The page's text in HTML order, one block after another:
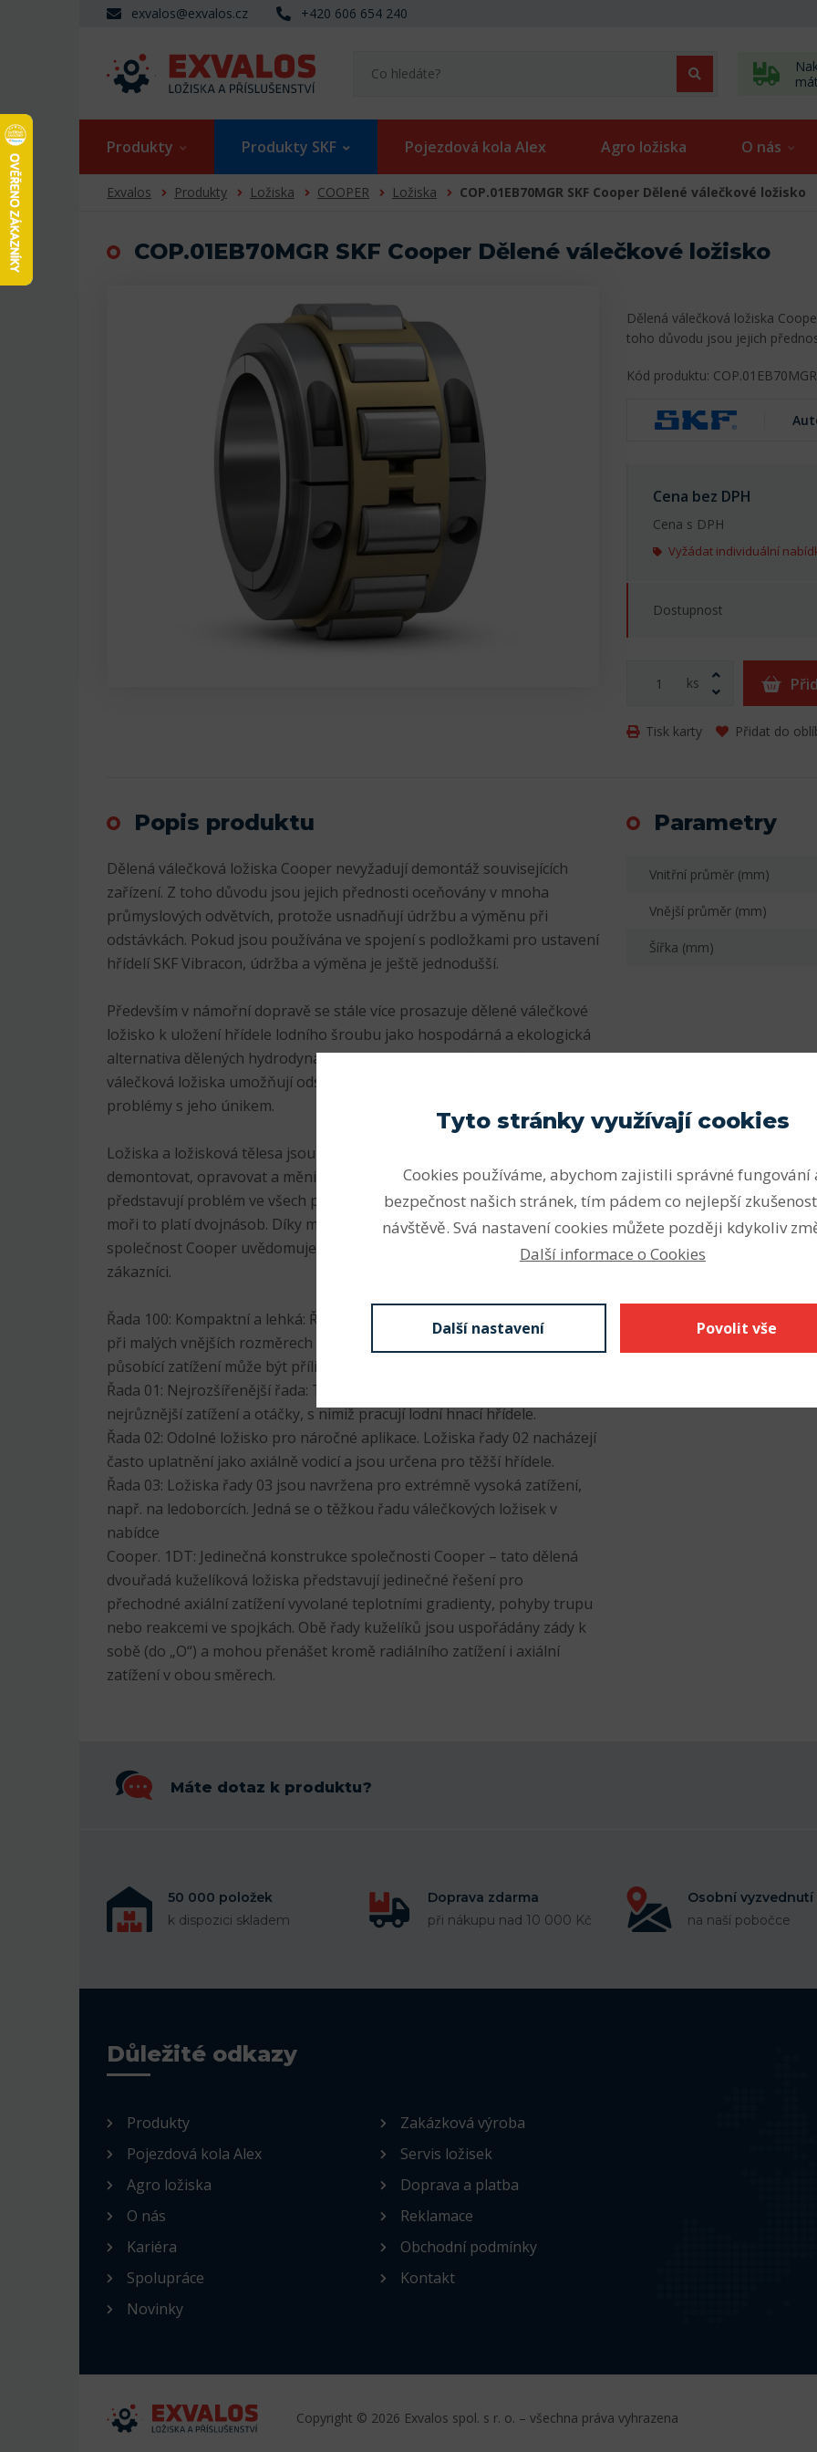
exvalos@exvalos.cz +420 606 654 240
Produkty Produkty SKF Pojezdová kola Alex Agro ložiska O nás
Exvalos Produkty Ložiska COOPER Ložiska COP.01EB70MGR SKF Cooper Dělené válečkové ložisko
COP.01EB70MGR SKF Cooper Dělené válečkové ložisko
Dělená válečková ložiska
toho důvodu jsou jejich
Kód produktu: COP.01EB70MGR
Cena bez DPH
Cena s DPH
Vyžádat individuální
Dostupnost
ks
Tisk karty Přidat do
Popis produktu
Dělená válečková ložiska Cooper nevyžadují demontáž souvisejících
zařízení. Z toho důvodu jsou jejich přednosti oceňovány v mnoha
průmyslových odvětvích, protože usnadňují údržbu a výměnu při
odstávkách. Pokud jsou používána ve spojení s podložkami pro ustavení
hřídelí SKF Vibracon, údržba a výměna je ještě jednodušší.
Především v námořní dopravě se stále více prosazuje dělené válečkové
ložisko k uložení hřídele lodního šroubu jako hospodárná a ekologická
alternativa dělených hydrodynamických a kluzných ložisek. Dělená
válečková ložiska umožňují odstranit složité systémy s oběhem oleje i
problémy s jeho únikem.
Ložiska a ložisková tělesa jsou navíc rozebíratelná, a proto lze ložisko
demontovat, opravovat a měnit bez demontáže hnací hřídele. Odstávky
představují problém ve všech průmyslových odvětvích – a pro loď na
moři to platí dvojnásob. Díky mnohaletému působení v tomto odvětví si
společnost Cooper uvědomuje, jaké problémy a požadavky mají
zákazníci.
Řada 100: Kompaktní a lehká: Řada 100 se vyznačuje vysokou únosností
při malých vnějších rozměrech a je navržena přímo pro aplikace, v nichž
působící zatížení může být příliš nízké pro ložiska jiných řad.
Řada 01: Nejrozšířenější řada: Tyto odolné jednotky jsou vhodné pro
nejrůznější zatížení a otáčky, s nimiž pracují lodní hnací hřídele.
Řada 02: Odolné ložisko pro náročné aplikace. Ložiska řady 02 nacházejí
často uplatnění jako axiálně vodicí a jsou určena pro těžší hřídele.
Řada 03: Ložiska řady 03 jsou navržena pro extrémně vysoká zatížení,
např. na ledoborcích. Jedná se o těžkou řadu válečkových ložisek v
nabídce
Cooper. 1DT: Jedinečná konstrukce společnosti Cooper – tato dělená
dvouřadá kuželíková ložiska představují jedinečné řešení pro
přechodné axiální zatížení vyvolané teplotními gradienty, pohyby trupu
nebo reakcemi ve spojkách. Obě řady kuželíků jsou uspořádány zády k
sobě (do „O“) a mohou přenášet kromě radiálního zatížení i axiální
zatížení v obou směrech.
Parametry
Vnitřní průměr (mm)
Vnější průměr (mm)
Šířka (mm)
Máte dotaz k produktu?
50 000 položek
k dispozici skladem
Doprava zdarma
při nákupu nad 10 000 Kč
Osobní vyzvednutí
na naší pobočce
Důležité odkazy
Produkty
Pojezdová kola Alex
Agro ložiska
O nás
Kariéra
Spolupráce
Novinky
Zakázková výroba
Servis ložisek
Doprava a platba
Reklamace
Obchodní podmínky
Kontakt
Copyright © 2026 Exvalos spol. s r. o. – všechna práva vyhrazena
Tyto stránky využívají cookies
Cookies používáme, abychom zajistili správné fungování
bezpečnost našich stránek, tím pádem co nejlepší
návštěvě. Svá nastavení cookies můžete později kdykoliv
Další informace o Cookies
Další nastavení Povolit vše